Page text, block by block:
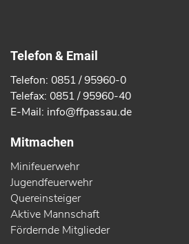
Telefon & Email
Telefon: 0851 / 95960-0
Telefax: 0851 / 95960-40
E-Mail: info@ffpassau.de
Mitmachen
Minifeuerwehr
Jugendfeuerwehr
Quereinsteiger
Aktive Mannschaft
Fördernde Mitglieder